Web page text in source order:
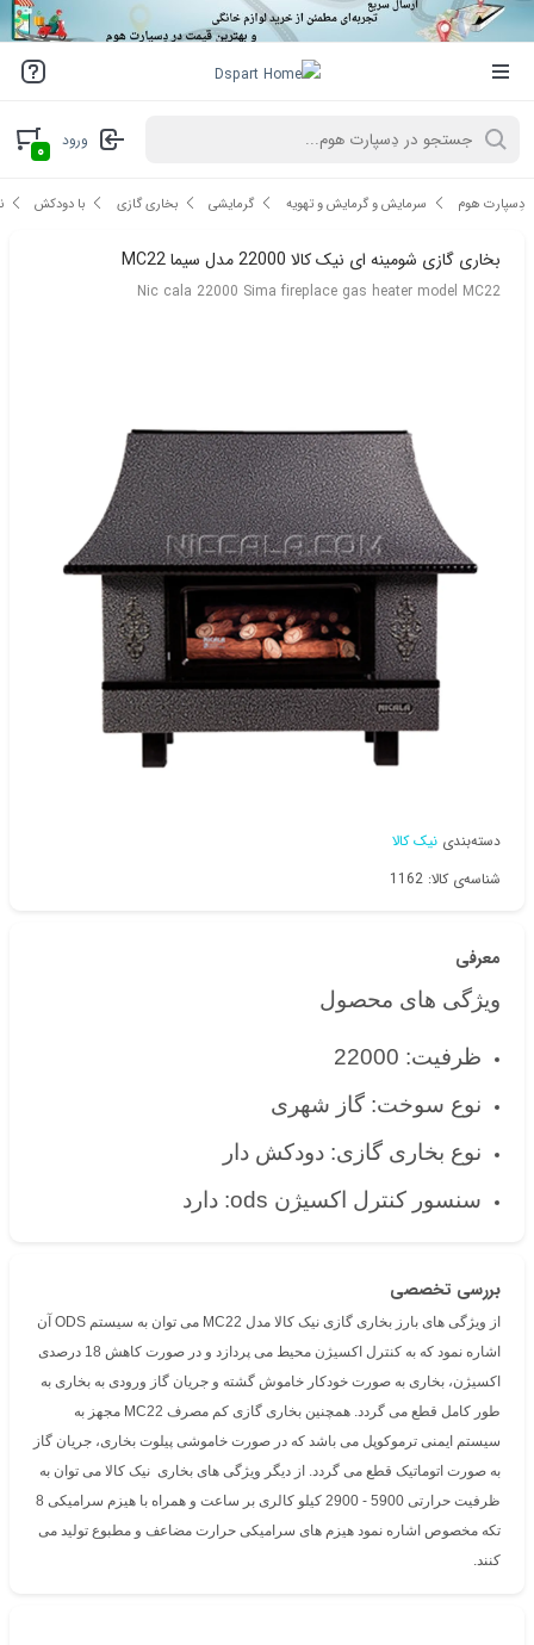
ورود ۰
دِسپارت هوم سرمایش و گرمایش و تهویه گرمایشی بخاری گازی با دودکش
بخاری گازی شومینه ای نیک کالا 22000 مدل سیما MC22
Nic cala 22000 Sima fireplace gas heater model MC22
دسته‌بندی نیک کالا
شناسه‌ی کالا: 1162
معرفی
ویژگی های محصول
ظرفیت: 22000
نوع سوخت: گاز شهری
نوع بخاری گازی: دودکش دار
سنسور کنترل اکسیژن ods: دارد
بررسی تخصصی
از ویژگی های بارز بخاری گازی نیک کالا مدل MC22 می توان به سیستم ODS آن
اشاره نمود که به کنترل اکسیژن محیط می پردازد و در صورت کاهش 18 درصدی
اکسیژن، بخاری به صورت خودکار خاموش گشته و جریان گاز ورودی به بخاری به
طور کامل قطع می گردد. همچنین بخاری گازی کم مصرف MC22 مجهز به
سیستم ایمنی ترموکوپل می باشد که در صورت خاموشی پیلوت بخاری، جریان گاز
به صورت اتوماتیک قطع می گردد. از دیگر ویژگی‌‌ های بخاری نیک کالا می‌ توان به
ظرفیت حرارتی 5900 - 2900 کیلو کالری بر ساعت و همراه با هیزم سرامیکی 8
تکه مخصوص اشاره نمود هیزم های سرامیکی حرارت مضاعف و مطبوع تولید می
کنند.